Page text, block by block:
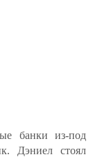
банки из-под
Дэниел стоял